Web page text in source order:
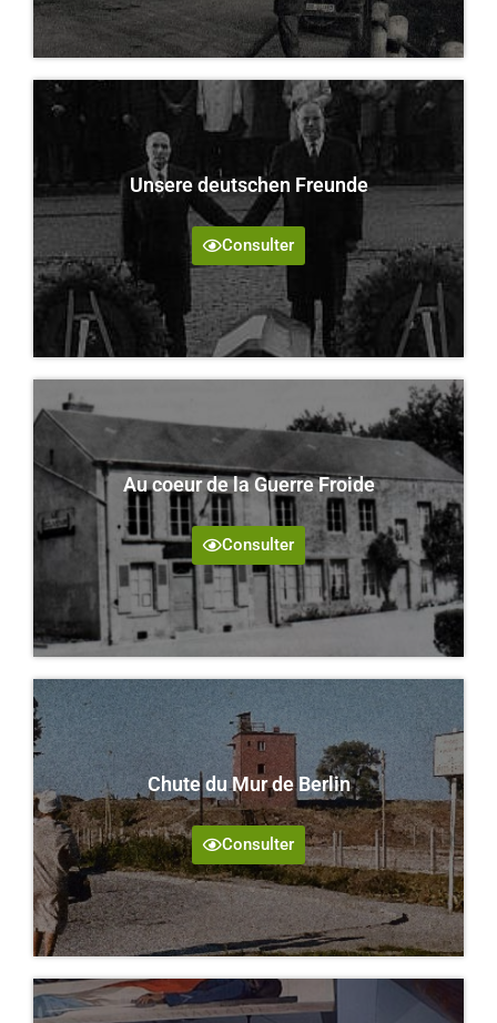
Unsere deutschen Freunde
Consulter
Au coeur de la Guerre Froide
Consulter
Chute du Mur de Berlin
Consulter